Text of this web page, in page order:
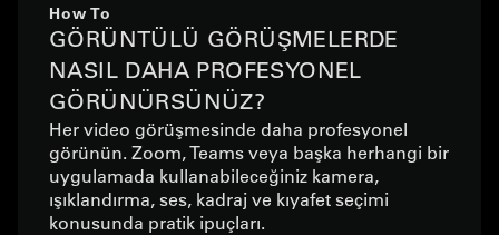
How To
GÖRÜNTÜLÜ GÖRÜŞMELERDE
NASIL DAHA PROFESYONEL
GÖRÜNÜRSÜNÜZ?
Her video görüşmesinde daha profesyonel
görünün. Zoom, Teams veya başka herhangi bir
uygulamada kullanabileceğiniz kamera,
ışıklandırma, ses, kadraj ve kıyafet seçimi
konusunda pratik ipuçları.